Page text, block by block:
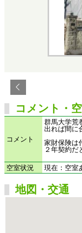
コメント・
コメント
群馬大学荒
出れば間に
家財保険は
２年契約だ
空室状況 現在：空室
地図・交通